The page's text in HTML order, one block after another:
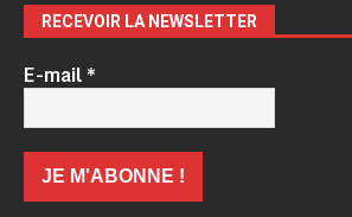
RECEVOIR LA NEWSLETTER
E-mail*